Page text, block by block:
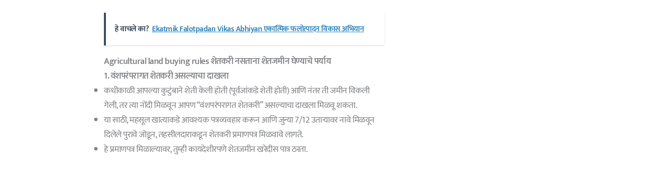
हे वाचले का? Ekatmik Falotpadan Vikas Abhiyan एकात्मिक फलोत्पादन विकास अभियान
Agricultural land buying rules शेतकरी नसताना शेतजमीन घेण्याचे पर्याय
1. वंशपरंपरागत शेतकरी असल्याचा दाखला
कधीकाळी आपल्या कुटुंबाने शेती केली होती (पूर्वजांकडे शेती होती) आणि नंतर ती जमीन विकली
गेली, तर त्या नोंदी मिळवून आपण “वंशपरंपरागत शेतकरी” असल्याचा दाखला मिळवू शकता.
या साठी, महसूल खात्याकडे आवश्यक पत्रव्यवहार करून आणि जुन्या 7/12 उताऱ्यावर नावे मिळवून
दिलेले पुरावे जोडून, तहसीलदाराकडून शेतकरी प्रमाणपत्र मिळवावे लागते.
हे प्रमाणपत्र मिळाल्यावर, तुम्ही कायदेशीरपणे शेतजमीन खरेदीस पात्र ठरता.